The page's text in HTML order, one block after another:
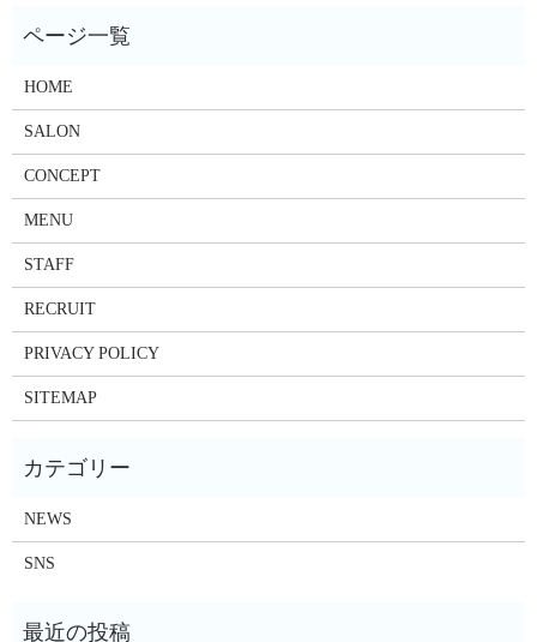
HOME
SALON
CONCEPT
MENU
STAFF
RECRUIT
PRIVACY POLICY
SITEMAP
NEWS
SNS